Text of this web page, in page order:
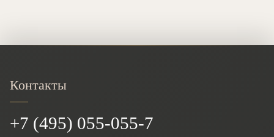
Контакты
+7 (495) 055-055-7